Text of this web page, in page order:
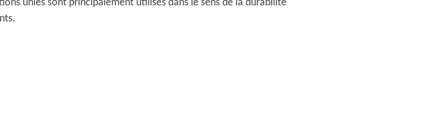
unies sont principalement utilisés dans le sens de la durabilité